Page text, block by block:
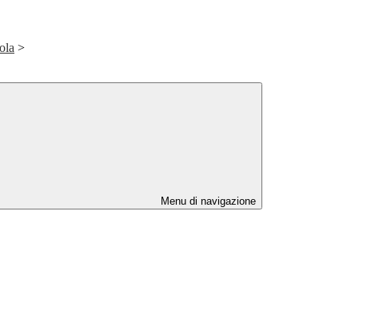
>
Menu di navigazione